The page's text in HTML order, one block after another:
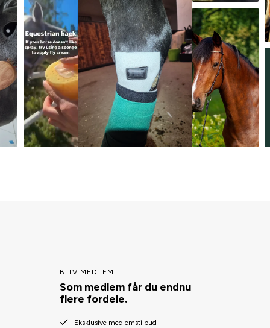
BLIV MEDLEM
Som medlem får du endnu
flere fordele.
Eksklusive medlemstilbud